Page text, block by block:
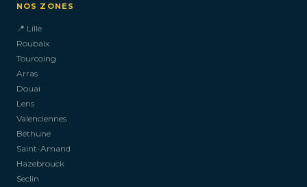
NOS ZONES
📍 Lille
Roubaix
Tourcoing
Arras
Douai
Lens
Valenciennes
Béthune
Saint-Amand
Hazebrouck
Seclin